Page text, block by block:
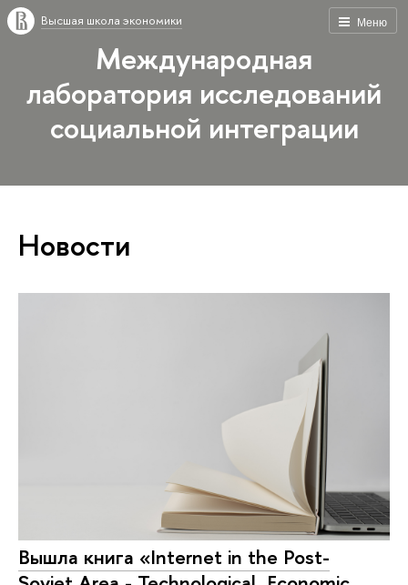
Меню
Высшая школа экономики
Международная
лаборатория исследований
социальной интеграции
Новости
Вышла книга «Internet in the Post-